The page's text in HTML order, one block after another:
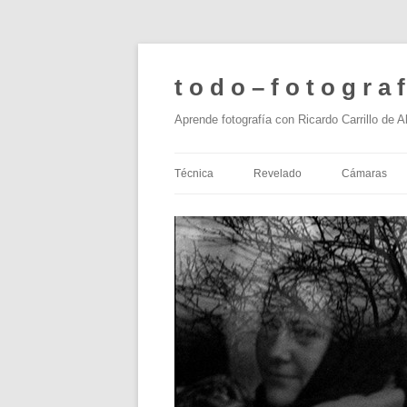
t o d o – f o t o g r a
Aprende fotografía con Ricardo Carrillo de
Técnica Revelado Cámaras